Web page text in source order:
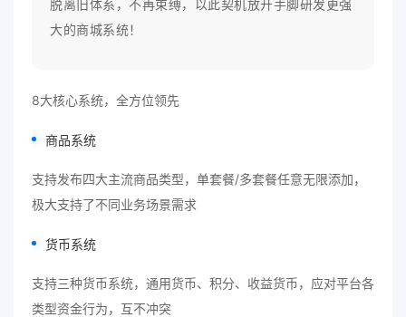
脱离旧体系，不再束缚，以此契机放开手脚研发更强
大的商城系统！
8大核心系统，全方位领先
商品系统
支持发布四大主流商品类型，单套餐/多套餐任意无限添加，
极大支持了不同业务场景需求
货币系统
支持三种货币系统，通用货币、积分、收益货币，应对平台各
类型资金行为，互不冲突